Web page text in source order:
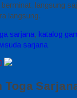
langsung
langsung.
sarjana, katalog
sarjana
Toga